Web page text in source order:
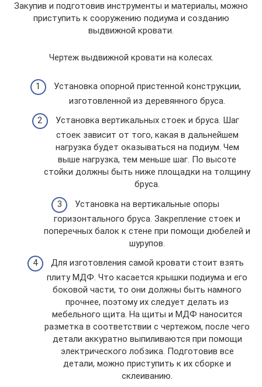
Закупив и подготовив инструменты и материалы, можно
приступить к сооружению подиума и созданию
выдвижной кровати.
Чертеж выдвижной кровати на колесах.
Установка опорной пристенной конструкции,
изготовленной из деревянного бруса.
Установка вертикальных стоек и бруса. Шаг
стоек зависит от того, какая в дальнейшем
нагрузка будет оказываться на подиум. Чем
выше нагрузка, тем меньше шаг. По высоте
стойки должны быть ниже площадки на толщину
бруса.
Установка на вертикальные опоры
горизонтального бруса. Закрепление стоек и
поперечных балок к стене при помощи дюбелей и
шурупов.
Для изготовления самой кровати стоит взять
плиту МДФ. Что касается крышки подиума и его
боковой части, то они должны быть намного
прочнее, поэтому их следует делать из
мебельного щита. На щиты и МДФ наносится
разметка в соответствии с чертежом, после чего
детали аккуратно выпиливаются при помощи
электрического лобзика. Подготовив все
детали, можно приступить к их сборке и
склеиванию.